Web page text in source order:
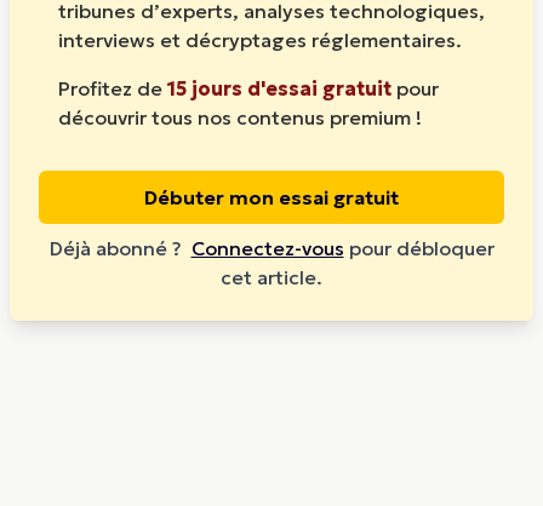
tribunes d’experts, analyses technologiques,
interviews et décryptages réglementaires.
Profitez de 15 jours d'essai gratuit pour
découvrir tous nos contenus premium !
Débuter mon essai gratuit
Déjà abonné ? Connectez-vous pour débloquer
cet article.